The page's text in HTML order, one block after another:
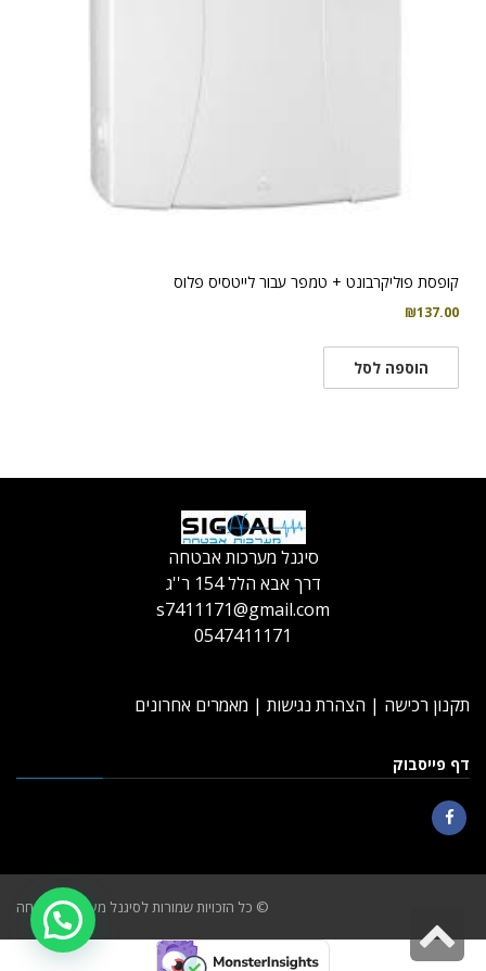
קופסת פוליקרבונט + טמפר עבור לייטסיס פלוס
₪137.00
הוספה לסל
סיגנל מערכות אבטחה
דרך אבא הלל 154 ר''ג
s7411171@gmail.com
0547411171
תקנון רכישה | הצהרת נגישות | מאמרים אחרונים
דף פייסבוק
© כל הזכויות שמורות לסיגנל מערכות אבטחה גלילה